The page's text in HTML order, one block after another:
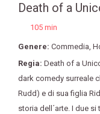
Death of a
105 min
Genere: Commedia,
Regia: Death of a
dark comedy surreale
Rudd) e di sua figlia
storia dell´arte. I due